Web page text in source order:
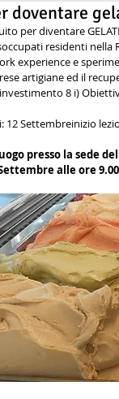
doventare
per diventare
residenti nella
experience e
artigiane ed il
8 i)
12 Settembreinizio
presso la sede
alle ore